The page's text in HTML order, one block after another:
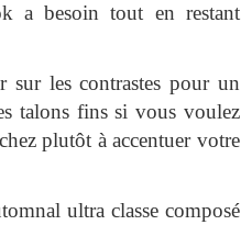
a besoin tout en restant
sur les contrastes pour un
talons fins si vous voulez
plutôt à accentuer votre
ultra classe composé